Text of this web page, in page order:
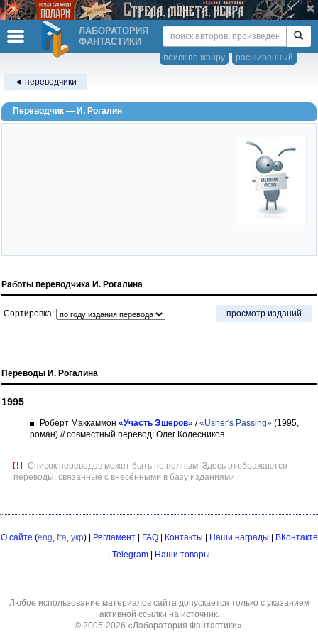
ЛАБОРАТОРИЯ
ФАНТАСТИКИ
расширенный
поиск по жанру
◄ переводчики
Переводчик — И. Рогалин
Работы переводчика И. Рогалина
Сортировка: просмотр изданий
Переводы И. Рогалина
1995
Роберт Маккаммон «Участь Эшеров» /«Usher's Passing» (1995,
роман) // совместный перевод: Олег Колесников
Список переводов может быть не полным. Здесь отображаются
переводы, связанные с внесёнными в базу изданиями.
О сайте (eng, fra, укр) | Регламент| FAQ| Контакты Наши награды
ВКонтакте
Telegram Наши товары
Любое использование материалов сайта допускается только с указанием
активной ссылки на источник.
© 2005-2026 «Лаборатория Фантастики».